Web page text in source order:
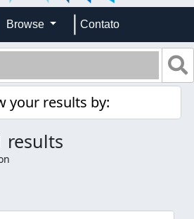
Browse Contato
your results by:
results